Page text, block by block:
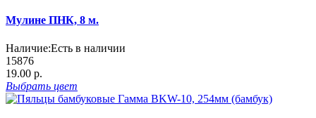
Мулине ПНК, 8 м.
Наличие:Есть в наличии
15876
19.00 р.
Выбрать цвет